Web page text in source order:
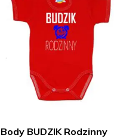
Body BUDZIK Rodzinny